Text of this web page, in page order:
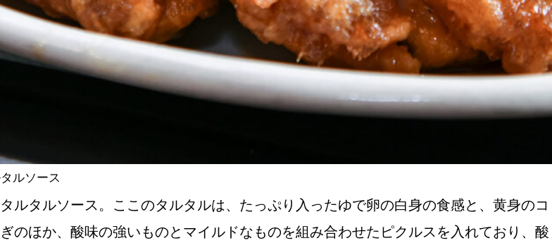
ルソース
ルタルソース。ここのタルタルは、たっぷり入ったゆで卵の白身の食感と、黄身のコ
のほか、酸味の強いものとマイルドなものを組み合わせたピクルスを入れており、酸